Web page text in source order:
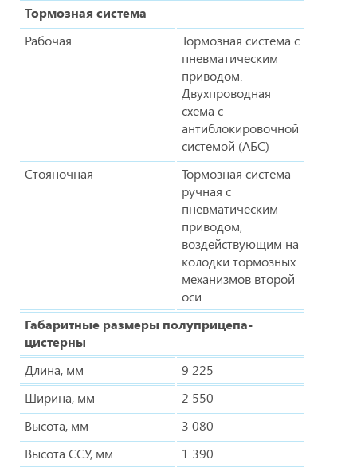
Тормозная система
Рабочая
Тормозная система с
пневматическим
приводом.
Двухпроводная
схема с
антиблокировочной
системой (АБС)
Стояночная
Тормозная система
ручная с
пневматическим
приводом,
воздействующим на
колодки тормозных
механизмов второй
оси
Габаритные размеры полуприцепа-
цистерны
Длина, мм
9 225
Ширина, мм
2 550
Высота, мм
3 080
Высота ССУ, мм
1 390